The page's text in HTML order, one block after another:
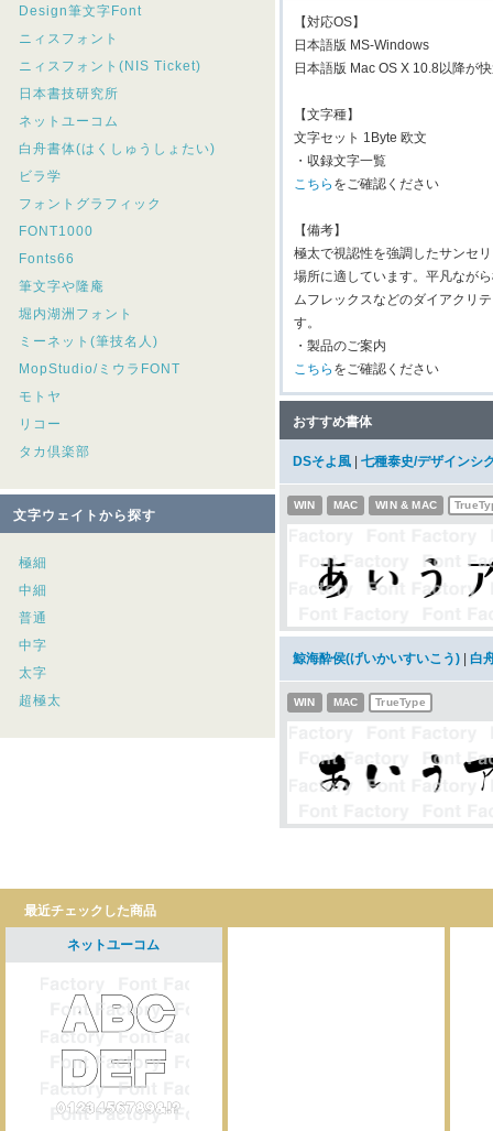
Design筆文字Font
ニィスフォント
ニィスフォント(NIS Ticket)
日本書技研究所
ネットユーコム
白舟書体(はくしゅうしょたい)
ビラ学
フォントグラフィック
FONT1000
Fonts66
筆文字や隆庵
堀内湖洲フォント
ミーネット(筆技名人)
MopStudio/ミウラFONT
モトヤ
リコー
タカ倶楽部
文字ウェイトから探す
極細
中細
普通
中字
太字
超極太
【対応OS】
日本語版 MS-Windows
日本語版 Mac OS X 10.8以降が
【文字種】
文字セット 1Byte 欧文
・収録文字一覧
こちら をご確認ください
【備考】
極太で視認性を強調したサンセ
場所に適しています。平凡なが
ムフレックスなどのダイアクリ
す。
・製品のご案内
こちら をご確認ください
おすすめ書体
DSそよ風 七種泰史/デザインシ
WIN MAC WIN & MAC
鯨海酔侯(げいかいすいこう) 白
WIN MAC TrueType
最近チェックした商品
ネットユーコム